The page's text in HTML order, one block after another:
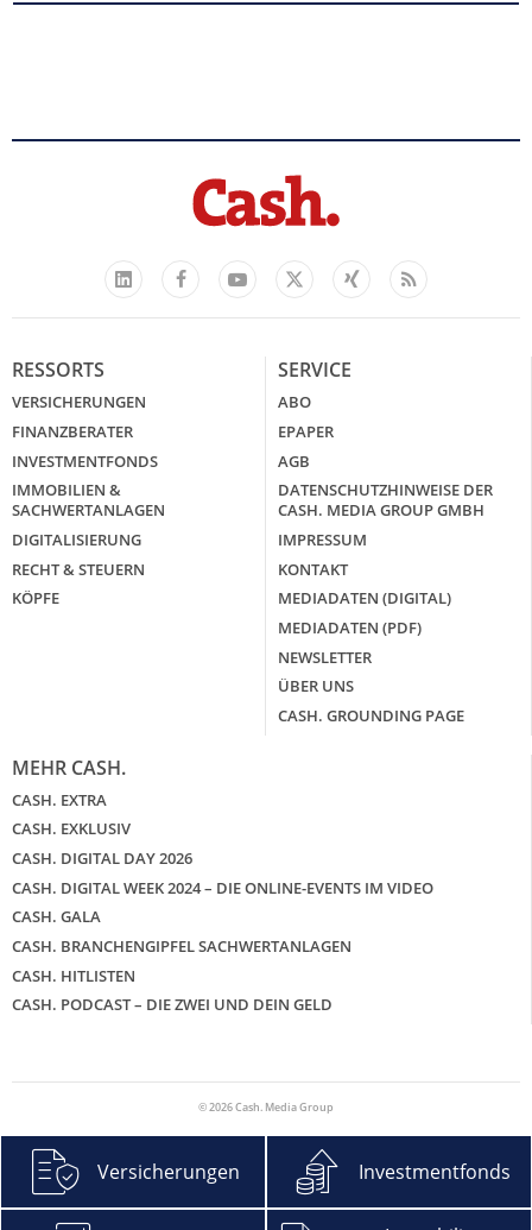
LinkedIn
FacebookYouTube
X
Xing Feed
RESSORTS
VERSICHERUNGEN
FINANZBERATER
INVESTMENTFONDS
IMMOBILIEN &
SACHWERTANLAGEN
DIGITALISIERUNG
RECHT & STEUERN
KÖPFE
SERVICE
ABO
EPAPER
AGB
DATENSCHUTZHINWEISE DER
CASH. MEDIA GROUP GMBH
IMPRESSUM
KONTAKT
MEDIADATEN (DIGITAL)
MEDIADATEN (PDF)
NEWSLETTER
ÜBER UNS
CASH. GROUNDING PAGE
MEHR CASH.
CASH. EXTRA
CASH. EXKLUSIV
CASH. DIGITAL DAY 2026
CASH. DIGITAL WEEK 2024 – DIE ONLINE-EVENTS IM VIDEO
CASH. GALA
CASH. BRANCHENGIPFEL SACHWERTANLAGEN
CASH. HITLISTEN
CASH. PODCAST – DIE ZWEI UND DEIN GELD
© 2026 Cash. Media Group
Versicherungen Investmentfonds